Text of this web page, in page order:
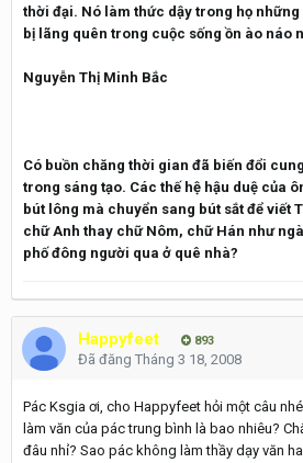
thời đại. Nó làm thức dậy trong họ
bị lãng quên trong cuộc sống ồn ào náo
Nguyễn Thị Minh Bắc
Có buồn chăng thời gian đã biến đổi
trong sáng tạo. Các thế hệ hậu duệ của
bút lông mà chuyển sang bút sắt để viết
chữ Anh thay chữ Nôm, chữ Hán như
phố đông người qua ở quê nhà?
Happyfeet 893
Đã đăng Tháng 3 18, 2008
Pác Ksgia ơi, cho Happyfeet hỏi một câu
làm văn của pác trung bình là bao nhiêu?
đâu nhỉ? Sao pác không làm thầy dạy văn